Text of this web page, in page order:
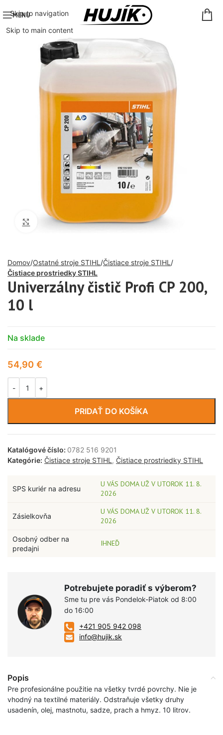
Skip to navigation
Skip to main content
MENU
Click to enlarge
Domov Ostatné stroje STIHL
Čistiace stroje STIHL
Čistiace prostriedky STIHL
Univerzálny čistič Profi CP 200,
10 l
Na sklade
54,90 €
PRIDAŤ DO KOŠÍKA
Katalógové číslo: 0782 516 9201
Kategórie: Čistiace stroje STIHL , Čistiace prostriedky STIHL
SPS kuriér na adresu
U VÁS DOMA UŽ V UTOROK 11. 8.
2026
Zásielkovňa
U VÁS DOMA UŽ V UTOROK 11. 8.
2026
Osobný odber na
predajni
IHNEĎ
Potrebujete poradiť s výberom?
Sme tu pre vás Pondelok-Piatok od 8:00
do 16:00
+421 905 942 098
info@hujik.sk
Popis
Pre profesionálne použitie na všetky tvrdé povrchy. Nie je
vhodný na textilné materiály. Odstraňuje všetky druhy
usadenín, olej, mastnotu, sadze, prach a hmyz. 10 litrov.